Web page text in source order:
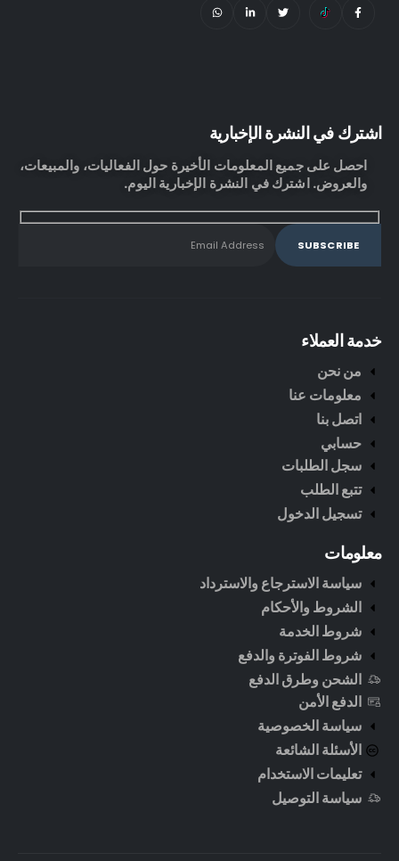
اشترك في النشرة الإخبارية
احصل على جميع المعلومات الأخيرة حول الفعاليات، والمبيعات،
والعروض. اشترك في النشرة الإخبارية اليوم.
خدمة العملاء
من نحن
معلومات عنا
اتصل بنا
حسابي
سجل الطلبات
تتبع الطلب
تسجيل الدخول
معلومات
سياسة الاسترجاع والاسترداد
الشروط والأحكام
شروط الخدمة
شروط الفوترة والدفع
الشحن وطرق الدفع
الدفع الأمن
سياسة الخصوصية
الأسئلة الشائعة
تعليمات الاستخدام
سياسة التوصيل